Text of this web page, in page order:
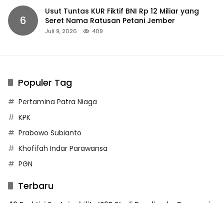
6
Usut Tuntas KUR Fiktif BNI Rp 12 Miliar yang
Seret Nama Ratusan Petani Jember
Juli 9, 2026 409
Populer Tag
Pertamina Patra Niaga
KPK
Prabowo Subianto
Khofifah Indar Parawansa
PGN
Terbaru